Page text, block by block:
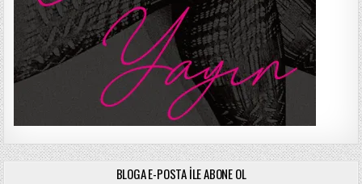
BLOGA E-POSTA ILE ABONE OL